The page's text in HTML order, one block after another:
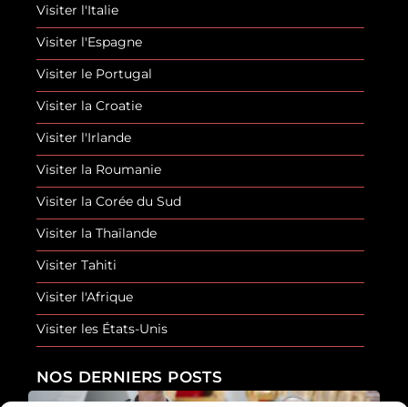
Visiter l'Italie
Visiter l'Espagne
Visiter le Portugal
Visiter la Croatie
Visiter l'Irlande
Visiter la Roumanie
Visiter la Corée du Sud
Visiter la Thaïlande
Visiter Tahiti
Visiter l'Afrique
Visiter les États-Unis
NOS DERNIERS POSTS